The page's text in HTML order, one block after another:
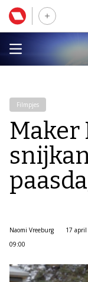
Filmpjes
Maker
Naomi Vreeburg
17
09:00